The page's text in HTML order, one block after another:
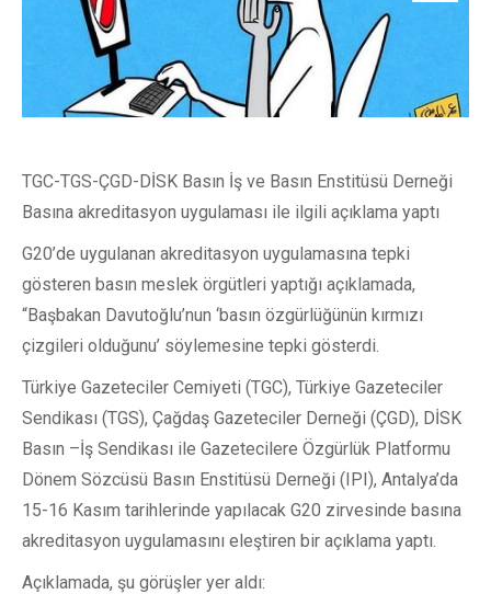
TGC-TGS-ÇGD-DİSK Basın İş ve Basın Enstitüsü Derneği
Basına akreditasyon uygulaması ile ilgili açıklama yaptı
G20’de uygulanan akreditasyon uygulamasına tepki
gösteren basın meslek örgütleri yaptığı açıklamada,
“Başbakan Davutoğlu’nun ‘basın özgürlüğünün kırmızı
çizgileri olduğunu’ söylemesine tepki gösterdi.
Türkiye Gazeteciler Cemiyeti (TGC), Türkiye Gazeteciler
Sendikası (TGS), Çağdaş Gazeteciler Derneği (ÇGD), DİSK
Basın –İş Sendikası ile Gazetecilere Özgürlük Platformu
Dönem Sözcüsü Basın Enstitüsü Derneği (IPI), Antalya’da
15-16 Kasım tarihlerinde yapılacak G20 zirvesinde basına
akreditasyon uygulamasını eleştiren bir açıklama yaptı.
Açıklamada, şu görüşler yer aldı: